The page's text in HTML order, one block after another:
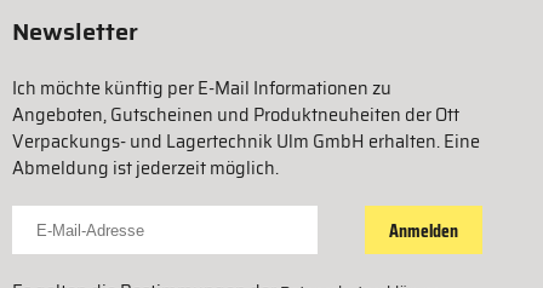
Newsletter
Ich möchte künftig per E-Mail Informationen zu
Angeboten, Gutscheinen und Produktneuheiten der Ott
Verpackungs- und Lagertechnik Ulm GmbH erhalten. Eine
Abmeldung ist jederzeit möglich.
Für Newsletter anmelden
Anmelden